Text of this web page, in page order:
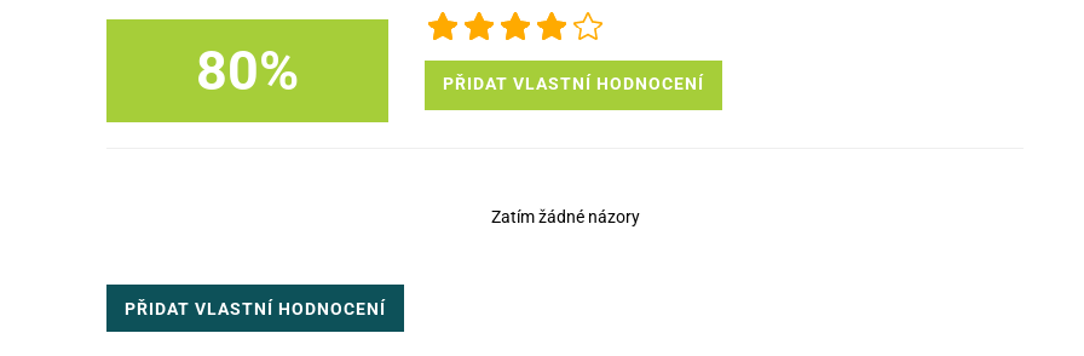
80% PŘIDAT VLASTNÍ HODNOCENÍ
Zatím žádné názory
PŘIDAT VLASTNÍ HODNOCENÍ